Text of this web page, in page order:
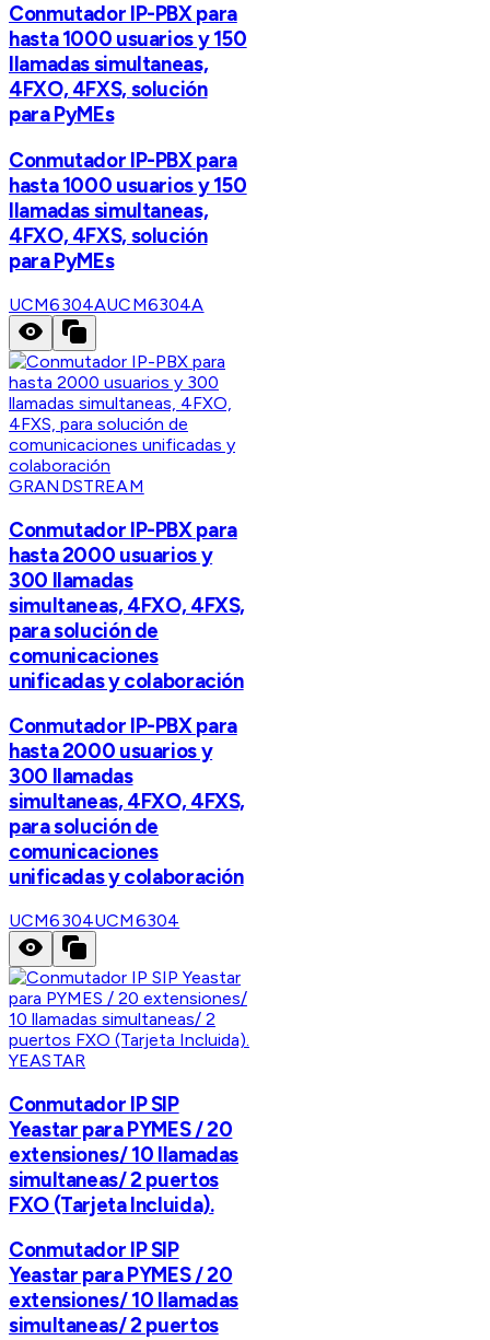
Conmutador IP-PBX para
hasta 1000 usuarios y 150
llamadas simultaneas,
4FXO, 4FXS, solución
para PyMEs
Conmutador IP-PBX para
hasta 1000 usuarios y 150
llamadas simultaneas,
4FXO, 4FXS, solución
para PyMEs
UCM6304AUCM6304A
GRANDSTREAM
Conmutador IP-PBX para
hasta 2000 usuarios y
300 llamadas
simultaneas, 4FXO, 4FXS,
para solución de
comunicaciones
unificadas y colaboración
Conmutador IP-PBX para
hasta 2000 usuarios y
300 llamadas
simultaneas, 4FXO, 4FXS,
para solución de
comunicaciones
unificadas y colaboración
UCM6304UCM6304
YEASTAR
Conmutador IP SIP
Yeastar para PYMES / 20
extensiones/ 10 llamadas
simultaneas/ 2 puertos
FXO (Tarjeta Incluida).
Conmutador IP SIP
Yeastar para PYMES / 20
extensiones/ 10 llamadas
simultaneas/ 2 puertos